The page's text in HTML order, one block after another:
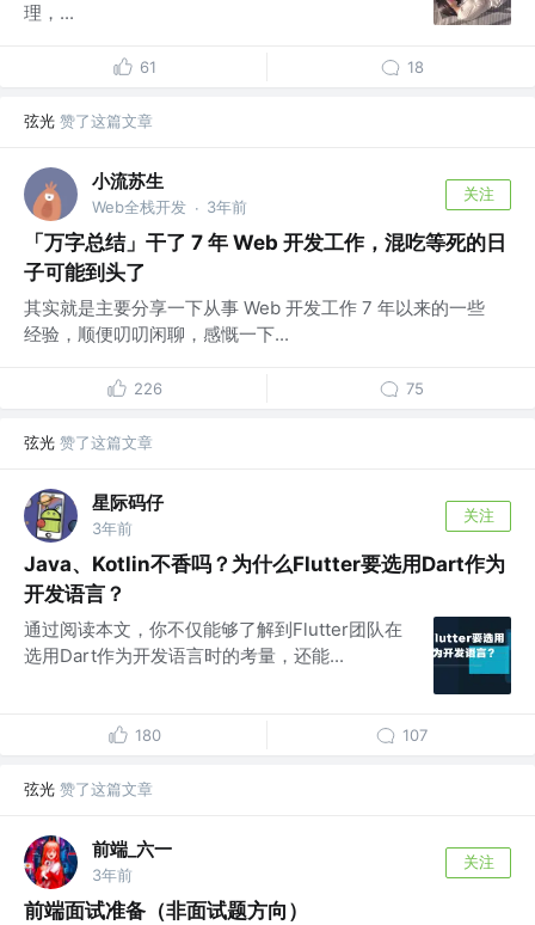
理，...
61 18
弦光 赞了这篇文章
小流苏生
Web全栈开发 · 3年前
关注
「万字总结」干了 7 年 Web 开发工作，混吃等死的日
子可能到头了
其实就是主要分享一下从事 Web 开发工作 7 年以来的一些
经验，顺便叨叨闲聊，感慨一下...
226 75
弦光 赞了这篇文章
星际码仔
3年前
关注
Java、Kotlin不香吗？为什么Flutter要选用Dart作为
开发语言？
通过阅读本文，你不仅能够了解到Flutter团队在
选用Dart作为开发语言时的考量，还能...
180 107
弦光 赞了这篇文章
前端_六一
3年前
关注
前端面试准备（非面试题方向）